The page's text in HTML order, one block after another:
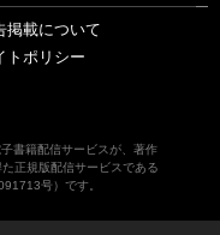
掲載について
トポリシー
書籍配信サービスが、著作
正規版配信サービスである
号）です。